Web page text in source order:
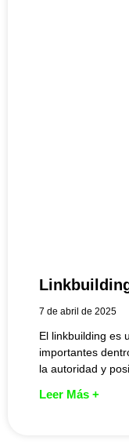
7 de abril de 2025
El linkbuilding es
importantes
la autoridad y
Leer Más +